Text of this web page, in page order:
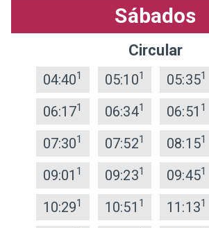
Sábados
Circular
04:401 05:101 05:351
06:171 06:341 06:51 1
07:301 07:521 08:151
09:01 1 09:231 09:451
10:291 10:51 1 11:131